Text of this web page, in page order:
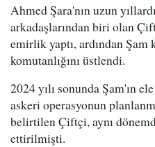
Ahmed Şara'nın uzun
arkadaşlarından biri olan
emirlik yaptı, ardından Şam
komutanlığını üstlendi.
2024 yılı sonunda Şam'ın
askeri operasyonun
belirtilen Çiftçi, aynı
ettirilmişti.